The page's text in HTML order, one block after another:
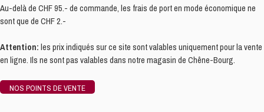
Au-delà de CHF 95.- de commande, les frais de port en mode économique ne
sont que de CHF 2.-
Attention: les prix indiqués sur ce site sont valables uniquement pour la vente
en ligne. Ils ne sont pas valables dans notre magasin de Chêne-Bourg.
NOS POINTS DE VENTE